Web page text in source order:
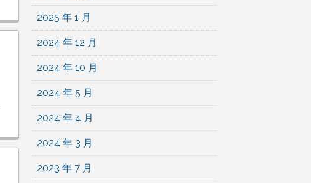
2025 年 1 月
2024 年 12 月
2024 年 10 月
2024 年 5 月
2024 年 4 月
2024 年 3 月
2023 年 7 月